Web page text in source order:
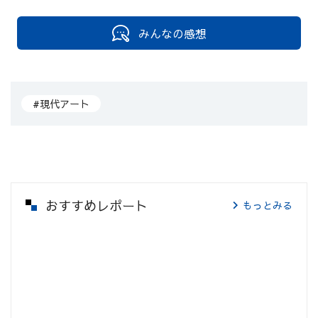
みんなの感想
#現代アート
おすすめレポート もっとみる